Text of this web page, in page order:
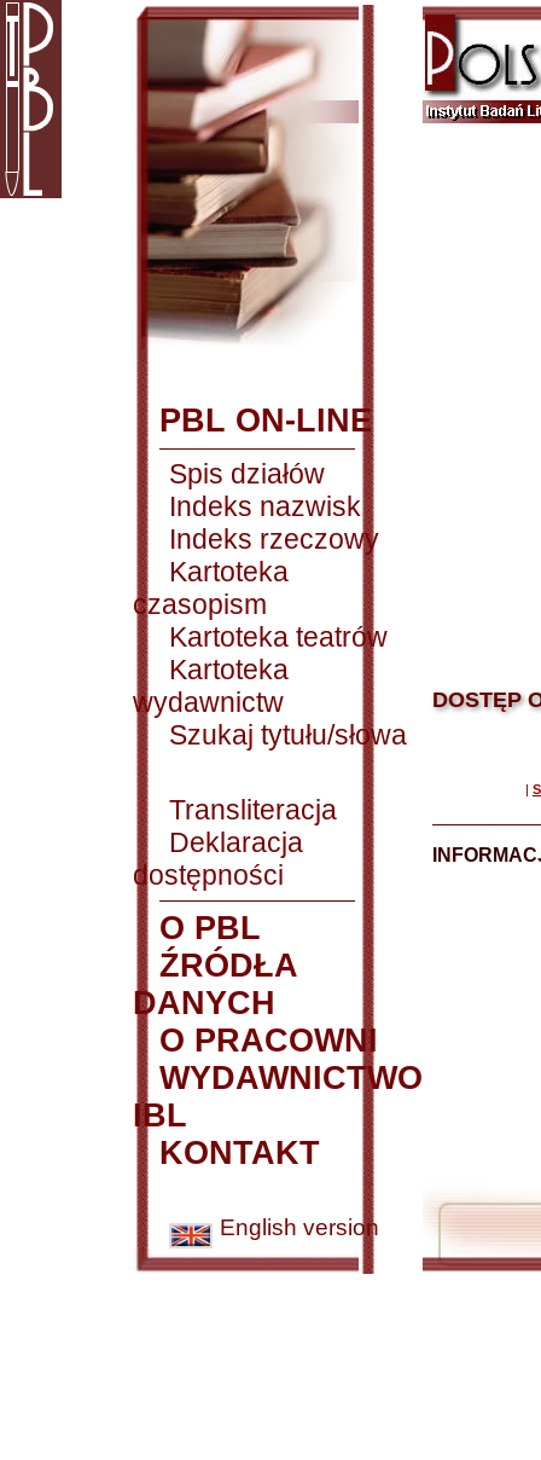
PBL ON-LINE
Spis działów
Indeks nazwisk
Indeks rzeczowy
Kartoteka
czasopism
Kartoteka teatrów
Kartoteka
wydawnictw
Szukaj tytułu/słowa
Transliteracja
Deklaracja
dostępności
O PBL
ŹRÓDŁA
DANYCH
O PRACOWNI
WYDAWNICTWO
IBL
KONTAKT
English version
DOSTĘP
|